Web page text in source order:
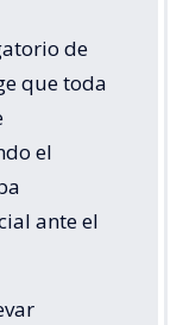
de
que toda
el
ante el